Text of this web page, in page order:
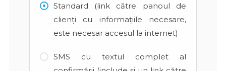
Standard (link către panoul de
clienți cu informațiile necesare,
este necesar accesul la internet)
SMS cu textul complet al